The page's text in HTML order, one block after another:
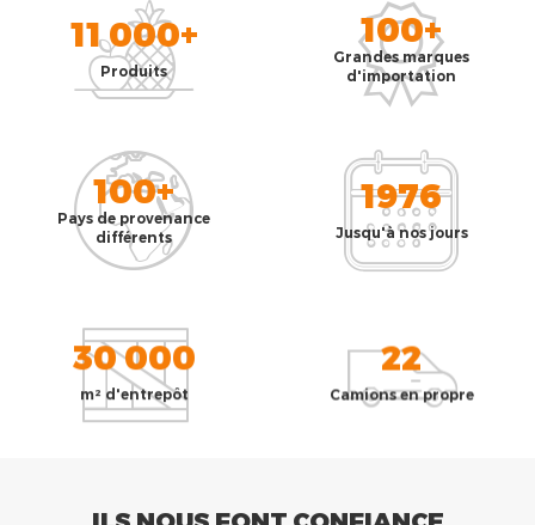
11 000+
Produits
100+
Grandes marques
d'importation
100+
Pays de provenance
différents
1976
Jusqu'à nos jours
30 000
m² d'entrepôt
22
Camions en propre